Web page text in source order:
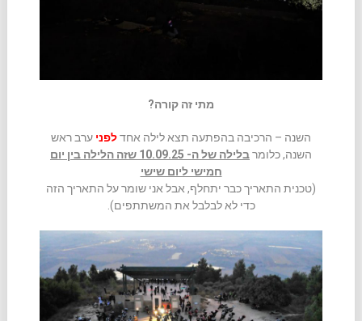
מתי זה קורה?
השנה – הרכיבה בהפתעה תצא לילה אחדלפני ערב ראש
השנה, כלומר
בלילה של ה- 10.09.25 שזה הלילה בין יום
חמישי ליום שישי
(טכנית התאריך כבר יתחלף, אבל אני שומר על התאריך הזה
כדי לא לבלבל את המשתתפים).